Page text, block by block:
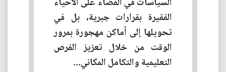
الفقيرة بقرارات جبرية، بل في
تحويلها إلى أماكن مهجورة بمرور
الوقت من خلال تعزيز الفرص
التعليمية والتكامل المكاني...